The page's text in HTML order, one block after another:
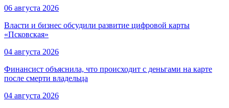
06 августа 2026
Власти и бизнес обсудили развитие цифровой карты
«Псковская»
04 августа 2026
Финансист объяснила, что происходит с деньгами на карте
после смерти владельца
04 августа 2026